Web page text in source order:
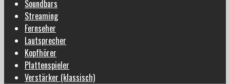
Soundbars
Streaming
Fernseher
Lautsprecher
Kopfhörer
Plattenspieler
Verstärker (klassisch)